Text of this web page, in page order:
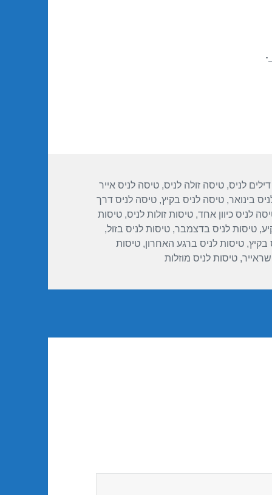
.
תגיות
דילים לניס,טיסה זולה לניס,טיסה לניס אייר
בינואר,טיסה לניס בקיץ,טיסה לניס דרך
לניס כיוון אחד,טיסות זולות לניס,טיסות
,טיסות לניס בדצמבר,טיסות לניס בזול,
בקיץ,טיסות לניס ברגע האחרון,טיסות
,טיסות לניס מוזלות